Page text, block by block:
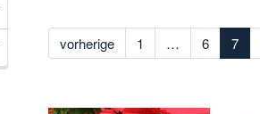
vorherige 1 … 6 7